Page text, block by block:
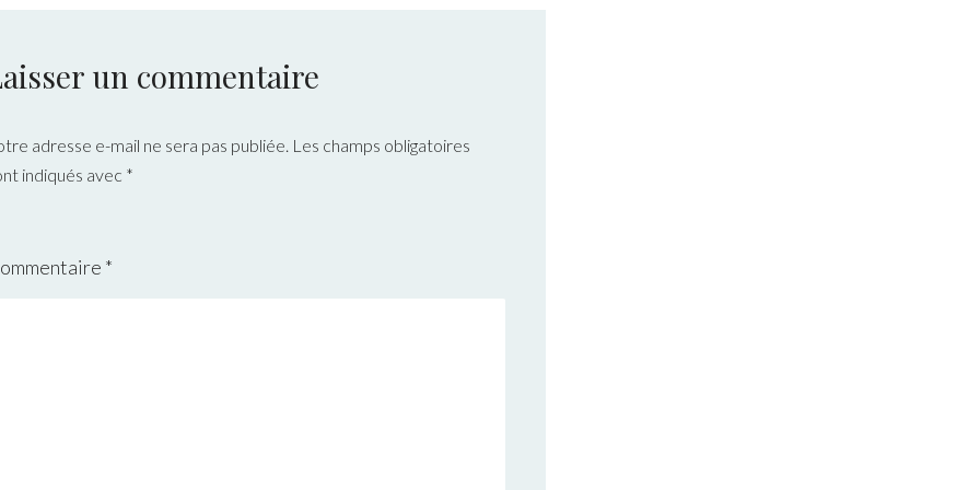
un commentaire
adresse e-mail ne sera pas publiée. Les champs obligatoires
indiqués avec *
*